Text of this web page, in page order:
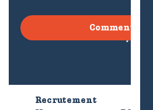
Comment
Recrutement